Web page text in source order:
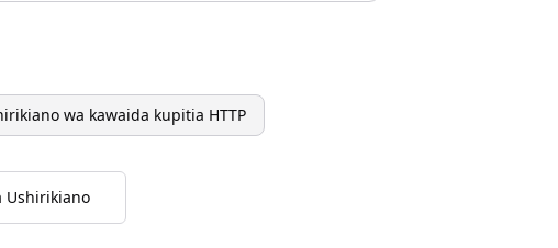
wa kawaida kupitia HTTP
Ushirikiano